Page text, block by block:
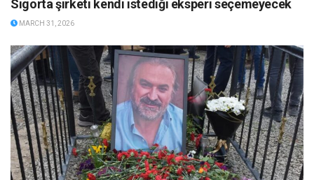
Sigorta şirketi kendi istediği eksperi seçemeyecek
MARCH 31, 2026